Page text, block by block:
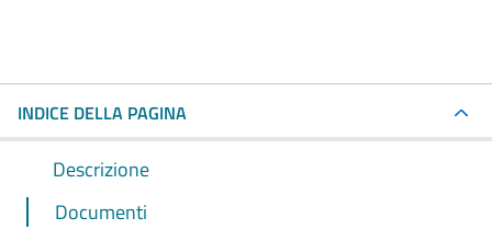
INDICE DELLA PAGINA
Descrizione
Documenti